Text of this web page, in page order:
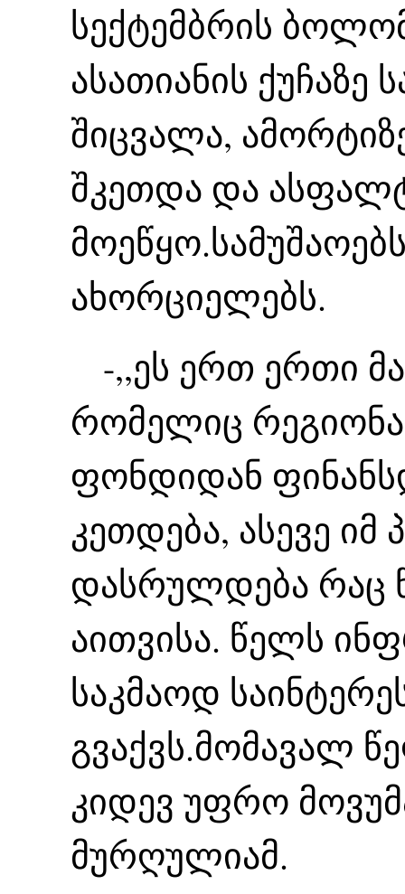
სექტემბრის
ასათიანის ქუჩაზე
შიცვალა,
შკეთდა და
ახორციელებს.
-,,ეს ერთ ერთი
რომელიც
ფონდიდან
კეთდება, ასევე იმ
დასრულდება რაც
აითვისა. წელს
საკმაოდ
გვაქვს.მომავალ
კიდევ უფრო
მურღულიამ.